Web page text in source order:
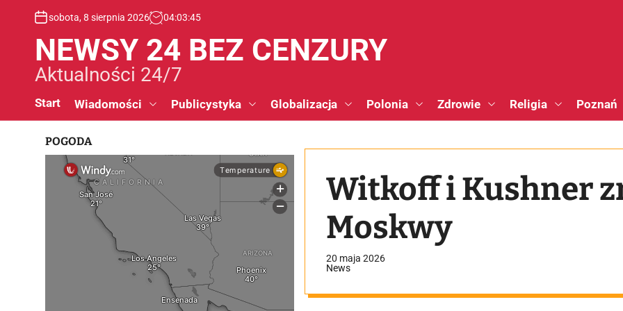
sobota, 8 sierpnia 2026 04:03:46
NEWSY 24 BEZ CENZURY
Aktualności 24/7
Start Wiadomości Publicystyka Globalizacja Polonia Zdrowie Religia Poznań
Witkoff i Kushner
Moskwy
20 maja 2026
News
POGODA